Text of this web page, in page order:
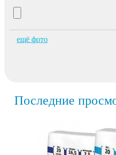
ещё фото
Последние